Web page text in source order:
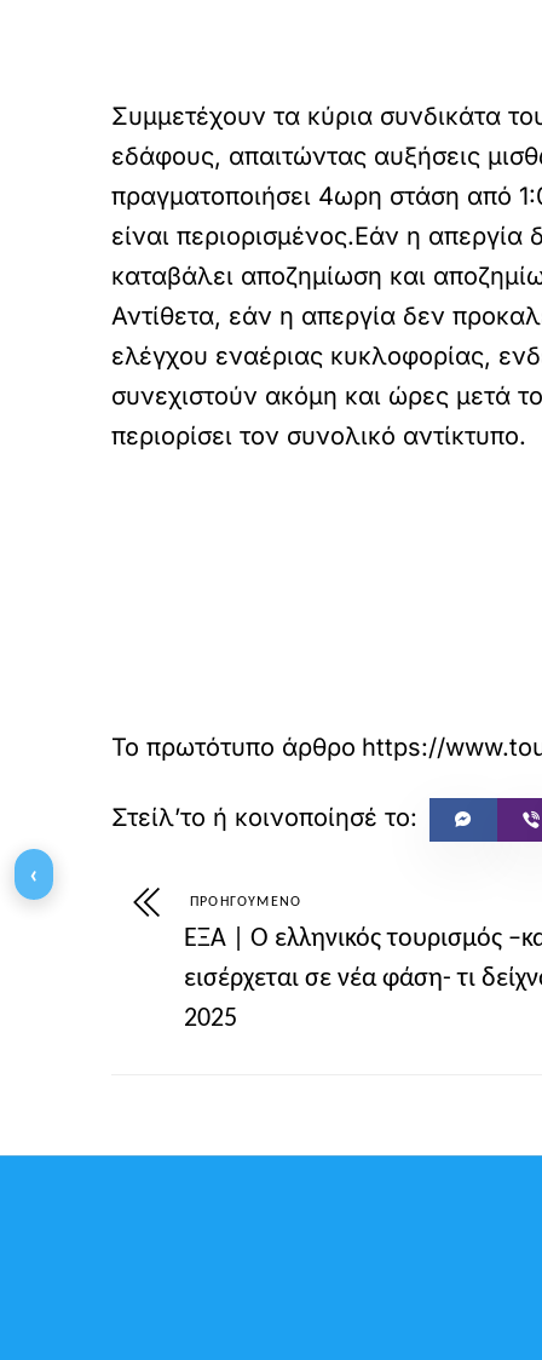
Συμμετέχουν τα κύρια συνδικάτα
εδάφους, απαιτώντας αυξήσεις
πραγματοποιήσει 4ωρη στάση από
είναι περιορισμένος.Εάν η
καταβάλει αποζημίωση και
Αντίθετα, εάν η απεργία δεν
ελέγχου εναέριας κυκλοφορίας,
συνεχιστούν ακόμη και ώρες μετά
περιορίσει τον συνολικό αντίκτυπο.
Το πρωτότυπο άρθρο https://
ΠΡΟΗΓΟΎΜΕΝΟ
ΕΞΑ | Ο ελληνικός τουρισμός
εισέρχεται σε νέα φάση- τι
2025
‹